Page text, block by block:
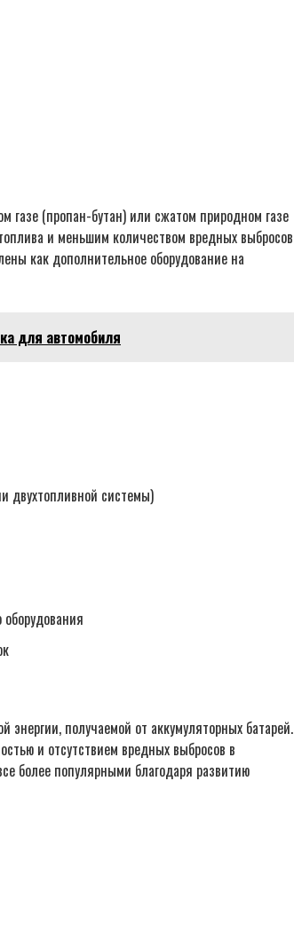
газе (пропан-бутан) или сжатом природном газе
и меньшим количеством вредных выбросов
как дополнительное оборудование на
для автомобиля
двухтопливной системы)
энергии, получаемой от аккумуляторных батарей.
и отсутствием вредных выбросов в
более популярными благодаря развитию